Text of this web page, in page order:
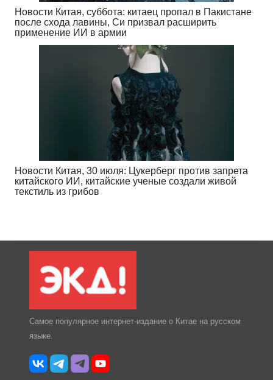
Новости Китая, суббота: китаец пропал в Пакистане
после схода лавины, Си призвал расширить
применение ИИ в армии
Новости Китая, 30 июля: Цукерберг против запрета
китайского ИИ, китайские ученые создали живой
текстиль из грибов
Самое популярное интернет-издание о Китае на русском
языке.